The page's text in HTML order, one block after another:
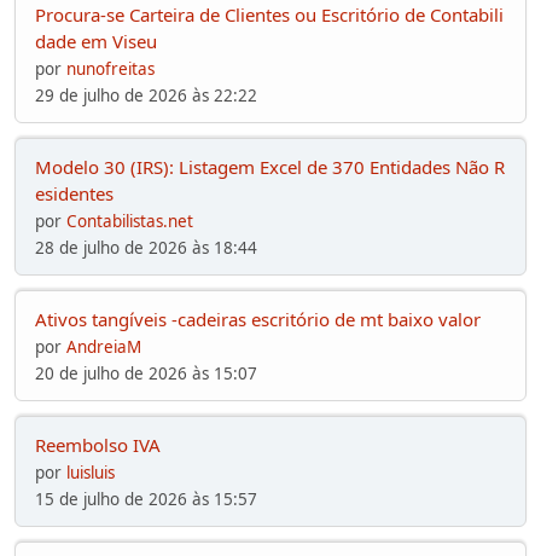
Procura-se Carteira de Clientes ou Escritório de Contabili
dade em Viseu
por nunofreitas
29 de julho de 2026 às 22:22
Modelo 30 (IRS): Listagem Excel de 370 Entidades Não R
esidentes
por Contabilistas.net
28 de julho de 2026 às 18:44
Ativos tangíveis -cadeiras escritório de mt baixo valor
por AndreiaM
20 de julho de 2026 às 15:07
Reembolso IVA
por luisluis
15 de julho de 2026 às 15:57